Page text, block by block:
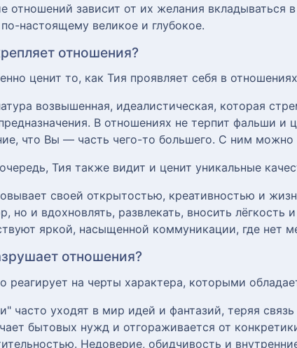
отношений зависит от их желания
настоящему великое и глубокое.
отношения?
ценит то, как Тия проявляет себя в
возвышенная, идеалистическая, которая
В отношениях не терпит фальши и
что Вы — часть чего-то большего. С ним можно
Тия также видит и ценит уникальные
своей открытостью, креативностью и
но и вдохновлять, развлекать, вносить
яркой, насыщенной коммуникации, где нет
отношения?
реагирует на черты характера, которыми
часто уходят в мир идей и фантазий, теряя
бытовых нужд и отгораживается от
Недоверие, обидчивость и